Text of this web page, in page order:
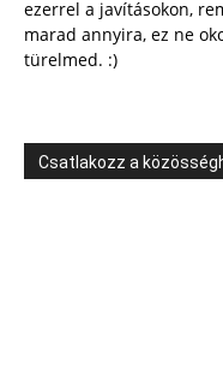
ezerrel a javításokon,
marad annyira, ez ne
türelmed. :)
Csatlakozz a